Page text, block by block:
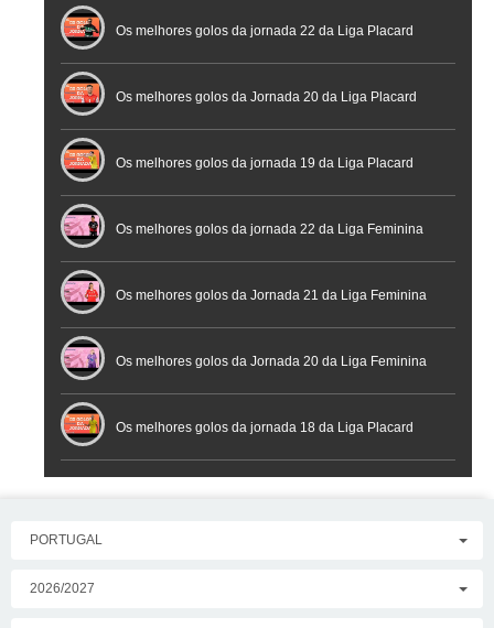
Futebol
Futsal | Documentário
Os melhores golos da jornada 22 da Liga Placard
Os melhores golos da Jornada 20 da Liga Placard
Futsal
Os melhores golos da jornada 19 da Liga Placard
Os melhores golos da jornada 22 da Liga Feminina
Placard
Os melhores golos da Jornada 21 da Liga Feminina
Placard
Os melhores golos da Jornada 20 da Liga Feminina
Placard
Os melhores golos da jornada 18 da Liga Placard
PORTUGAL
2026/2027